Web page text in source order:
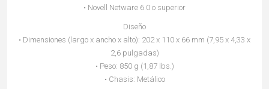
• Novell Netware 6.0 o superior
Diseño
• Dimensiones (largo x ancho x alto): 202 x 110 x 66 mm (7,95 x 4,33 x
2,6 pulgadas)
• Peso: 850 g (1,87 lbs.)
• Chasis: Metálico